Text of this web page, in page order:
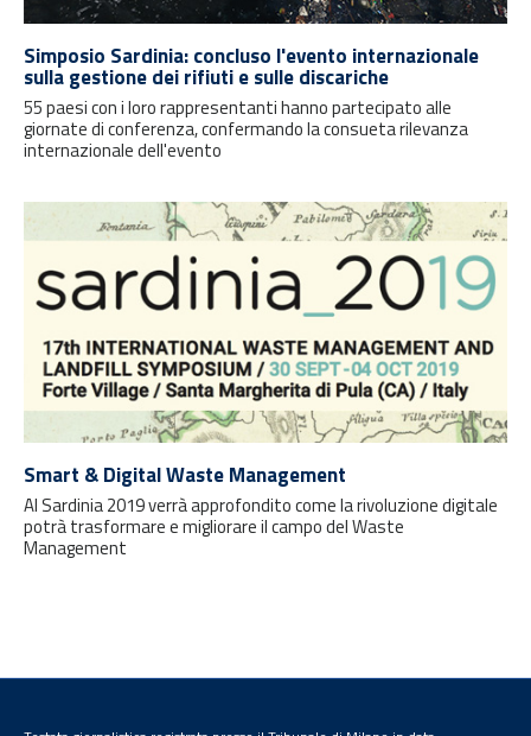
Simposio Sardinia: concluso l'evento internazionale
sulla gestione dei rifiuti e sulle discariche
55 paesi con i loro rappresentanti hanno partecipato alle
giornate di conferenza, confermando la consueta rilevanza
internazionale dell'evento
Smart & Digital Waste Management
Al Sardinia 2019 verrà approfondito come la rivoluzione digitale
potrà trasformare e migliorare il campo del Waste
Management